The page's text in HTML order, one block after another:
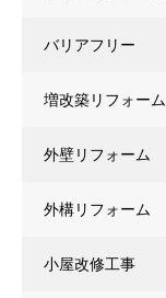
バリアフリー
増改築リフォーム
外壁リフォーム
外構リフォーム
小屋改修工事